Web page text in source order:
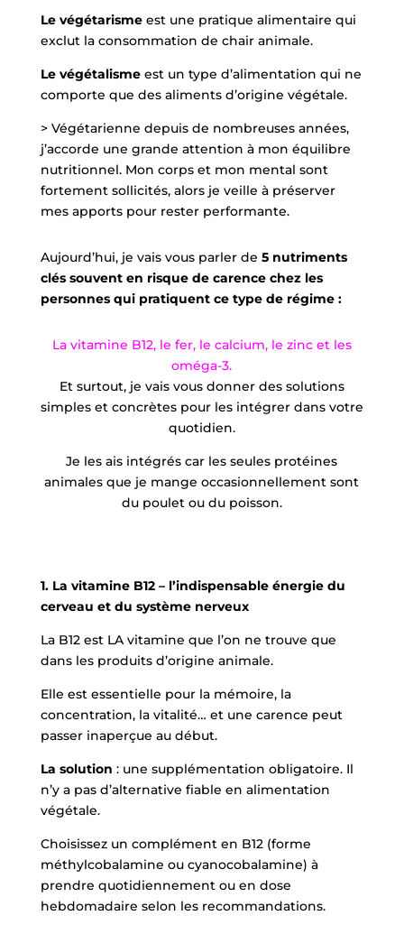
Le végétarismeest une pratique alimentaire qui
exclut la consommation de chair animale.
Le végétalismeest un type d’alimentation qui ne
comporte que des aliments d’origine végétale.
> Végétarienne depuis de nombreuses années,
j’accorde une grande attention à mon équilibre
nutritionnel. Mon corps et mon mental sont
fortement sollicités, alors je veille à préserver
mes apports pour rester performante.
Aujourd’hui, je vais vous parler de 5 nutriments
clés souvent en risque de carence chez les
personnes qui pratiquent ce type de régime :
La vitamine B12, le fer, le calcium, le zinc et les
oméga-3.
Et surtout, je vais vous donner des solutions
simples et concrètes pour les intégrer dans votre
quotidien.
Je les ais intégrés car les seules protéines
animales que je mange occasionnellement sont
du poulet ou du poisson.
1. La vitamine B12 – l’indispensable énergie du
cerveau et du système nerveux
La B12 est LA vitamine que l’on ne trouve que
dans les produits d’origine animale.
Elle est essentielle pour la mémoire, la
concentration, la vitalité… et une carence peut
passer inaperçue au début.
La solution : une supplémentation obligatoire. Il
n’y a pas d’alternative fiable en alimentation
végétale.
Choisissez un complément en B12 (forme
méthylcobalamine ou cyanocobalamine) à
prendre quotidiennement ou en dose
hebdomadaire selon les recommandations.